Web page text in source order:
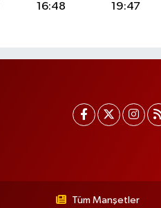
16:48 19:47
Tüm Manşetler